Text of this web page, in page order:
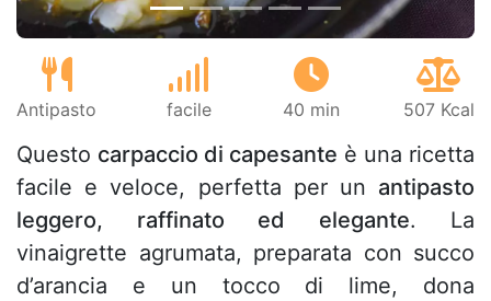
Antipasto facile 40 min 507 Kcal
Questo carpaccio di capesante è una ricetta
facile e veloce, perfetta per un antipasto
leggero, raffinato ed elegante. La
vinaigrette agrumata, preparata con succo
d’arancia e un tocco di lime, dona